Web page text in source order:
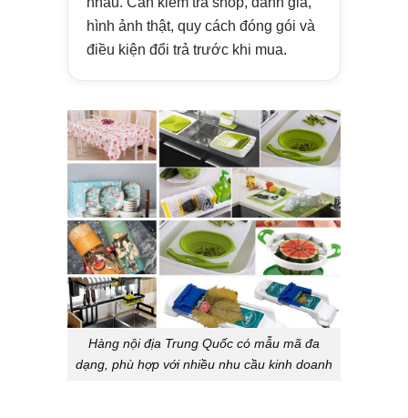
hình ảnh thật, quy cách đóng gói và
điều kiện đổi trả trước khi mua.
Hàng nội địa Trung Quốc có mẫu mã đa
dạng, phù hợp với nhiều nhu cầu kinh doanh